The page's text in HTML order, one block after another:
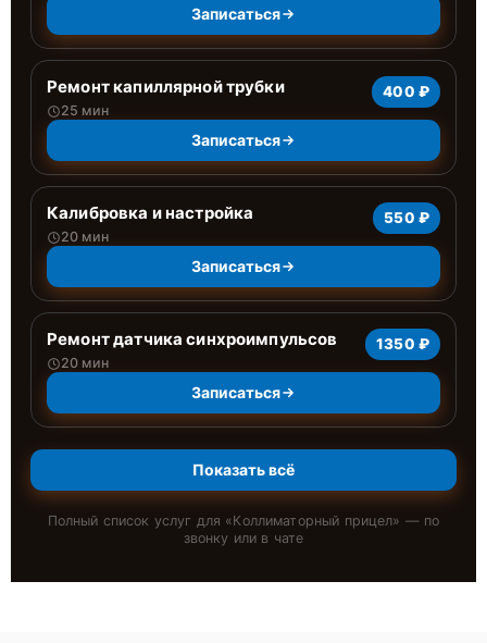
Записаться
Ремонт капиллярной трубки
25 мин
400 ₽
Записаться
Калибровка и настройка
20 мин
550 ₽
Записаться
Ремонт датчика синхроимпульсов
20 мин
1350 ₽
Записаться
Показать всё
Полный список услуг для «Коллиматорный прицел» — по
звонку или в чате